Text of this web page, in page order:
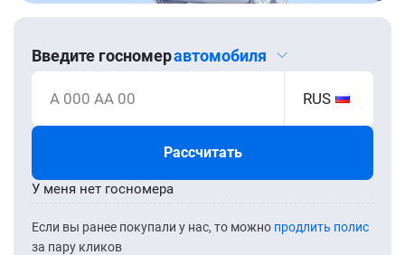
Введите госномеравтомобиля
А 000 АА 00 RUS
Рассчитать
Если вы ранее покупали у нас, то можно продлить полис
за пару кликов
У меня нет госномера